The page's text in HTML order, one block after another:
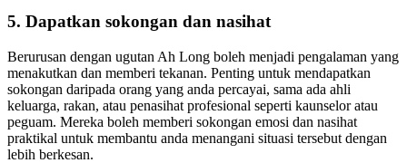
5. Dapatkan sokongan dan nasihat
Berurusan dengan ugutan Ah Long boleh menjadi pengalaman yang
menakutkan dan memberi tekanan. Penting untuk mendapatkan
sokongan daripada orang yang anda percayai, sama ada ahli
keluarga, rakan, atau penasihat profesional seperti kaunselor atau
peguam. Mereka boleh memberi sokongan emosi dan nasihat
praktikal untuk membantu anda menangani situasi tersebut dengan
lebih berkesan.